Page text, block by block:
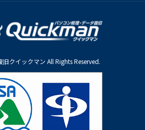
旧クイックマン All Rights Reserved.